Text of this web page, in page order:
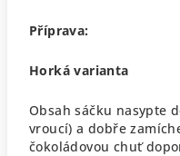
Příprava:
Horká varianta
Obsah sáčku nasypte
vroucí) a dobře
čokoládovou chuť